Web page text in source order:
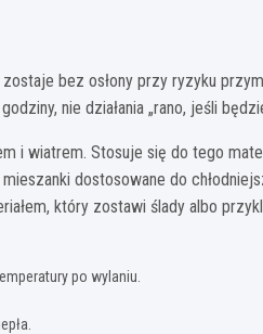
bez osłony przy ryzyku
nie działania „rano, jeśli
i wiatrem. Stosuje się do tego
dostosowane do
który zostawi ślady albo
po wylaniu.